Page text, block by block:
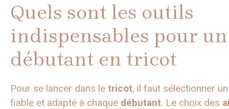
Quels sont les outils
indispensables pour un
débutant en tricot
Pour se lancer dans le tricot, il faut sélectionner
fiable et adapté à chaque débutant. Le choix des